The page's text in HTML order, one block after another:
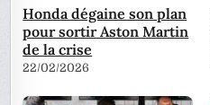
Honda dégaine son plan
pour sortir Aston Martin
de la crise
22/02/2026